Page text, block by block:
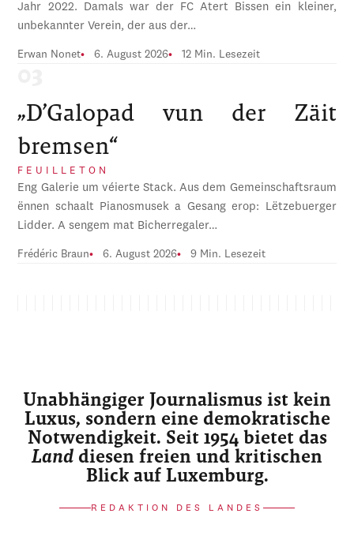
Jahr 2022. Damals war der FC Atert Bissen ein kleiner,
unbekannter Verein, der aus der…
Erwan Nonet 6. August 2026 12 Min. Lesezeit
„D’Galopad vun der Zäit
bremsen“
FEUILLETON
Eng Galerie um véierte Stack. Aus dem Gemeinschaftsraum
ënnen schaalt Pianosmusek a Gesang erop: Lëtzebuerger
Lidder. A sengem mat Bicherregaler…
Frédéric Braun 6. August 2026 9 Min. Lesezeit
Unabhängiger Journalismus ist kein
Luxus, sondern eine demokratische
Notwendigkeit. Seit 1954 bietet das
Land diesen freien und kritischen
Blick auf Luxemburg.
REDAKTION DES LANDES